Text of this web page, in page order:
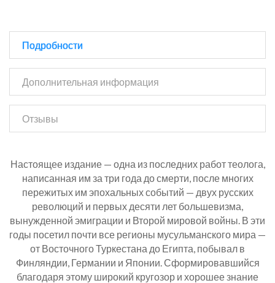
Подробности
Дополнительная информация
Отзывы
Настоящее издание — одна из последних работ теолога,
написанная им за три года до смерти, после многих
пережитых им эпохальных событий — двух русских
революций и первых десяти лет большевизма,
вынужденной эмиграции и Второй мировой войны. В эти
годы посетил почти все регионы мусульманского мира —
от Восточного Туркестана до Египта, побывал в
Финляндии, Германии и Японии. Сформировавшийся
благодаря этому широкий кругозор и хорошее знание